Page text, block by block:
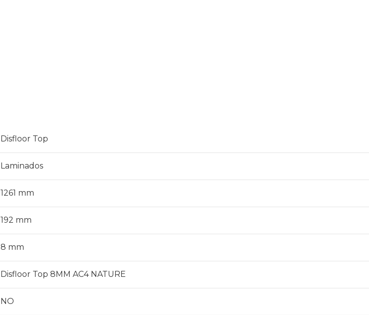
Disfloor Top
Laminados
1261 mm
192 mm
8 mm
Disfloor Top 8MM AC4 NATURE
NO